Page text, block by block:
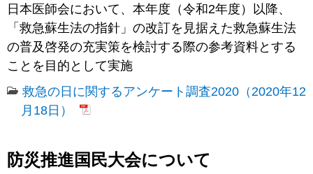
日本医師会において、本年度（令和2年度）以降、
「救急蘇生法の指針」の改訂を見据えた救急蘇生法
の普及啓発の充実策を検討する際の参考資料とする
ことを目的として実施
救急の日に関するアンケート調査2020（2020年12
月18日）
防災推進国民大会について